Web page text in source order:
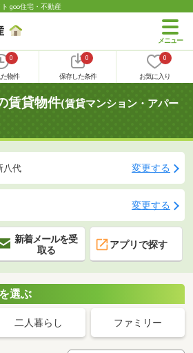
goo住宅・不動産
0
物件
0
保存した条件
0
お気に入り
賃貸物件(賃貸マンション・アパー
八代 変更する
変更する
新着メールを受
取る
アプリで探す
選ぶ
二人暮らし ファミリー